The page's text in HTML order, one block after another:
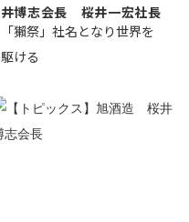
井博志会長 桜井一宏社長
「獺祭」社名となり世界を
駆ける